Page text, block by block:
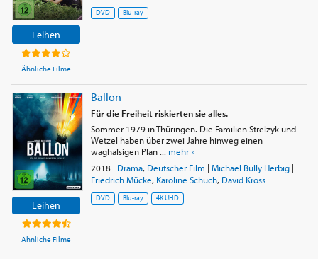
Leihen
Ähnliche Filme
DVD Blu-ray
Leihen
Ähnliche Filme
Ballon
Für die Freiheit riskierten sie alles.
Sommer 1979 in Thüringen. Die Familien Strelzyk und
Wetzel haben über zwei Jahre hinweg einen
waghalsigen Plan ... mehr »
2018| Drama, Deutscher Film | Michael Bully Herbig|
Friedrich Mücke, Karoline Schuch, David Kross
DVD Blu-ray 4K UHD